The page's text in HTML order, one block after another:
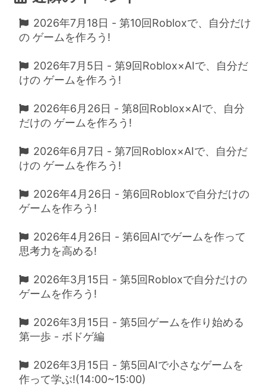
2026年7月18日 - 第10回Robloxで、自分だけ
の ゲームを作ろう!
2026年7月5日 - 第9回Roblox×AIで、自分だ
けの ゲームを作ろう!
2026年6月26日 - 第8回Roblox×AIで、自分
だけの ゲームを作ろう!
2026年6月7日 - 第7回Roblox×AIで、自分だ
けの ゲームを作ろう!
2026年4月26日 - 第6回Robloxで自分だけの
ゲームを作ろう!
2026年4月26日 - 第6回AIでゲームを作って
思考力を高める!
2026年3月15日 - 第5回Robloxで自分だけの
ゲームを作ろう!
2026年3月15日 - 第5回ゲームを作り始める
第一歩 - ボドゲ編
2026年3月15日 - 第5回AIで小さなゲームを
作って学ぶ!(14:00~15:00)